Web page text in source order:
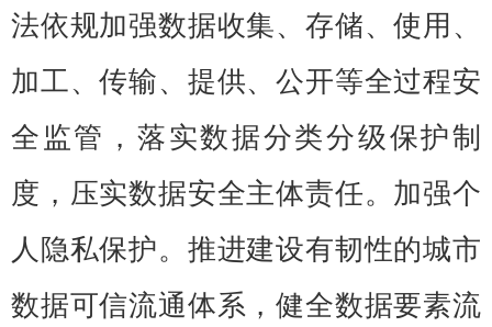
法依规加强数据收集、存储、使用、
加工、传输、提供、公开等全过程安
全监管，落实数据分类分级保护制
度，压实数据安全主体责任。加强个
人隐私保护。推进建设有韧性的城市
数据可信流通体系，健全数据要素流